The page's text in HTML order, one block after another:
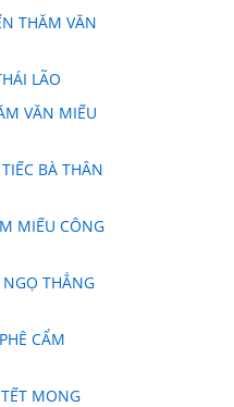
THĂM VĂN
LÃO
VĂN MIẾU
BÀ THÂN
MIẾU CÔNG
THẲNG
CẨM
MONG